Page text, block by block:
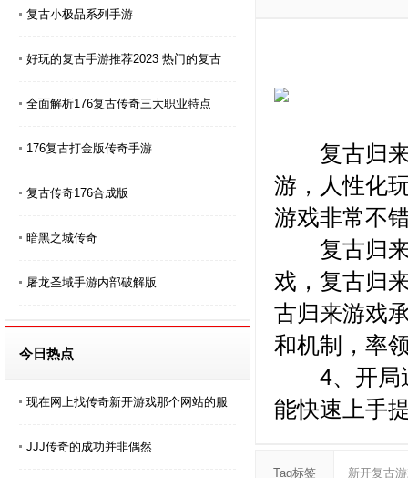
复古小极品系列手游
好玩的复古手游推荐2023 热门的复古
全面解析176复古传奇三大职业特点
176复古打金版传奇手游
复古传奇176合成版
暗黑之城传奇
屠龙圣域手游内部破解版
今日热点
现在网上找传奇新开游戏那个网站的服
JJJ传奇的成功并非偶然
复古归来
游，人性化
游戏非常不
复古归来
戏，复古归
古归来游戏
和机制，率
4、开局送
能快速上手
Tag标签 新开复古